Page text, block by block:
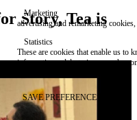
Story, Tea is
Marketing
advertising and remarketing cookies,
Statistics
These are cookies that enable us to
information solely to improve the
SAVE PREFERENCES